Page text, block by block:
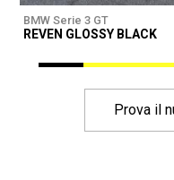
BMW Serie 3 GT
REVEN GLOSSY BLACK
Prova il